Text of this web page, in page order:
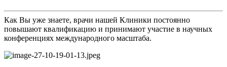
Как Вы уже знаете, врачи нашей Клиники постоянно
повышают квалификацию и принимают участие в научных
конференциях международного масштаба.